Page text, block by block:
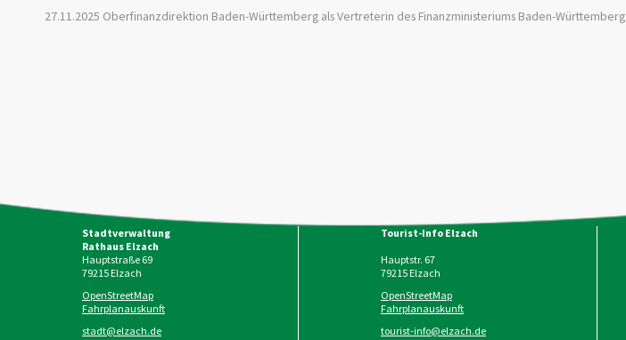
27.11.2025 Oberfinanzdirektion Baden-Württemberg als Vertreterin des Finanzministeriums Baden-Württemberg
Stadtverwaltung
Rathaus Elzach
Hauptstraße 69
79215Elzach
OpenStreetMap
Fahrplanauskunft
stadt@elzach.de
Tourist-Info Elzach
Hauptstr. 67
79215Elzach
OpenStreetMap
Fahrplanauskunft
tourist-info@elzach.de